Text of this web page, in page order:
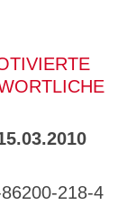
218-4